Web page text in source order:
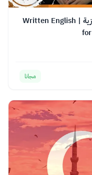
التقديم على الوظائف والمنح باللغة الإنجليزية | Written English
مجانا